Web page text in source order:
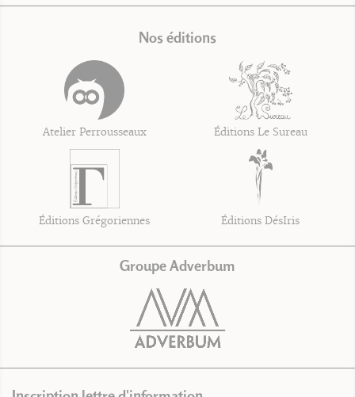
Nos éditions
Atelier Perrousseaux Éditions Le Sureau
Éditions Grégoriennes Éditions DésIris
Groupe Adverbum